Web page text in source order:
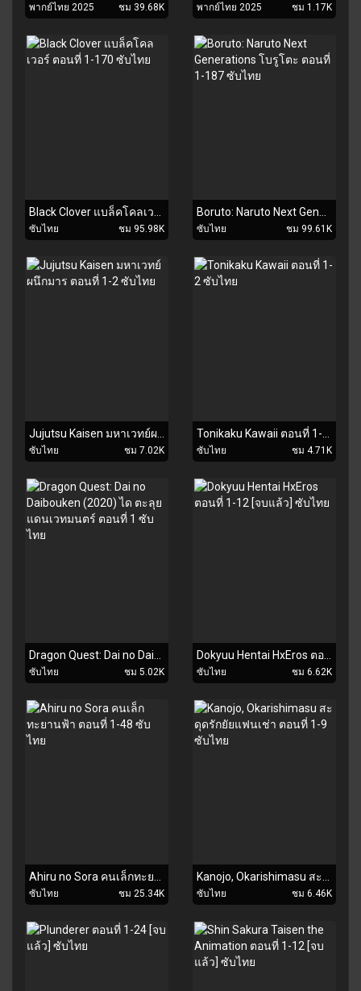
พากย์ไทย 2025 ชม 39.68K พากย์ไทย 2025 ชม 1.17K
ซับไทย ชม 95.98K ซับไทย ชม 99.61K
ซับไทย ชม 7.02K ซับไทย ชม 4.71K
ซับไทย ชม 5.02K ซับไทย ชม 6.62K
ซับไทย ชม 25.34K ซับไทย ชม 6.46K